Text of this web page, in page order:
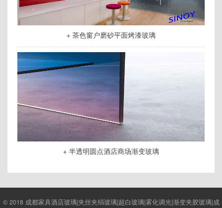
+ 茶色窗户磨砂平面烤漆玻璃
+ 半透明圆点酒店商场渐变玻璃
© 2018 成都家具酒店玻璃|夹丝夹绢玻璃|超白玻璃|雾化调光|渐变夹胶玻璃|成